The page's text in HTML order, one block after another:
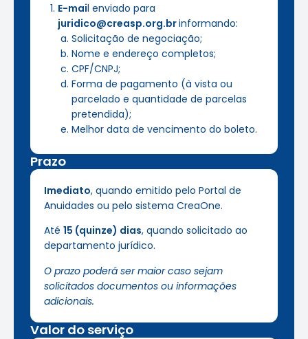
E-mail enviado para
juridico@creasp.org.brinformando:
Solicitação de negociação;
Nome e endereço completos;
CPF/CNPJ;
Forma de pagamento (à vista ou
parcelado e quantidade de parcelas
pretendida);
Melhor data de vencimento do boleto.
Prazo
Imediato, quando emitido pelo Portal de
Anuidades ou pelo sistema CreaOne.
Até 15 (quinze) dias, quando solicitado ao
departamento jurídico.
O prazo poderá ser maior caso sejam
solicitados documentos ou informações
adicionais.
Valor do serviço